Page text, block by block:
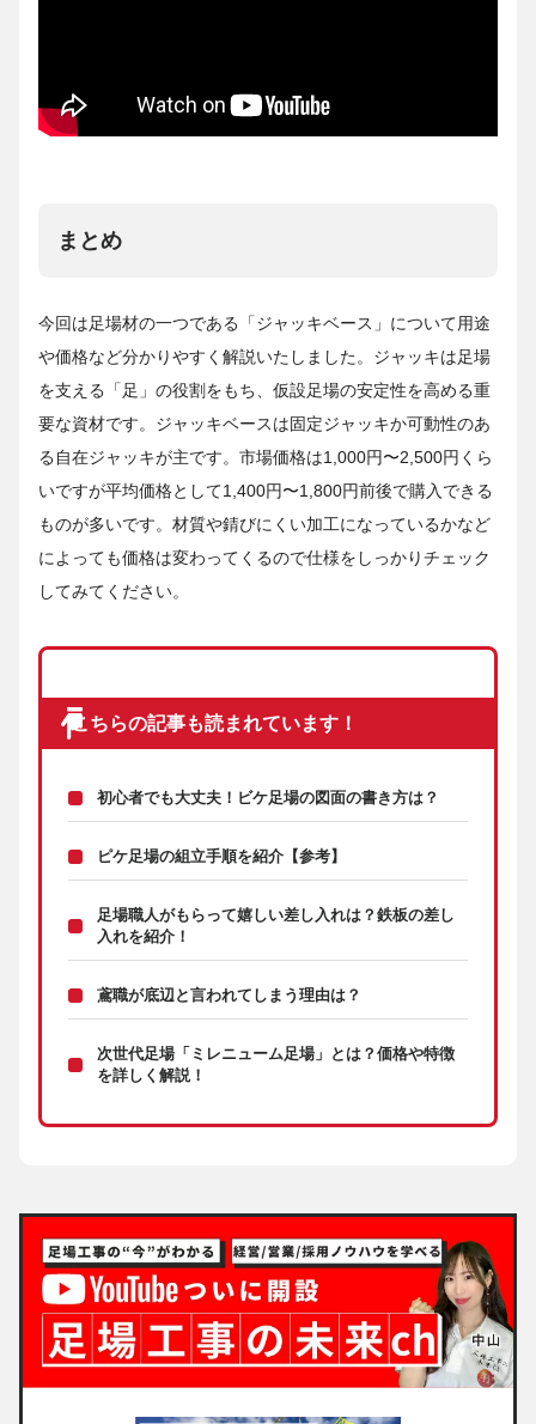
まとめ
今回は足場材の一つである「ジャッキベース」について用途
や価格など分かりやすく解説いたしました。ジャッキは足場
を支える「足」の役割をもち、仮設足場の安定性を高める重
要な資材です。ジャッキベースは固定ジャッキか可動性のあ
る自在ジャッキが主です。市場価格は1,000円〜2,500円くら
いですが平均価格として1,400円〜1,800円前後で購入できる
ものが多いです。材質や錆びにくい加工になっているかなど
によっても価格は変わってくるので仕様をしっかりチェック
してみてください。
こちらの記事も読まれています！
初心者でも大丈夫！ビケ足場の図面の書き方は？
ピケ足場の組立手順を紹介【参考】
足場職人がもらって嬉しい差し入れは？鉄板の差し
入れを紹介！
鳶職が底辺と言われてしまう理由は？
次世代足場「ミレニューム足場」とは？価格や特徴
を詳しく解説！